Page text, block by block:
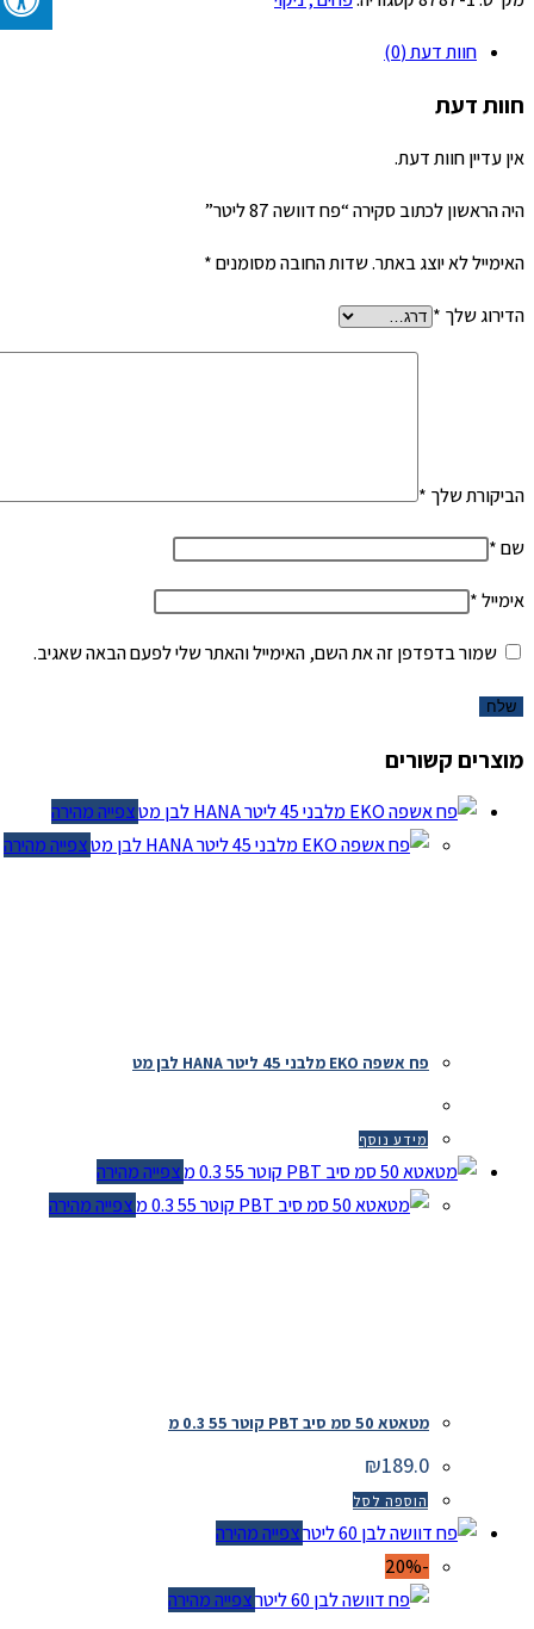
ליטר
חוות דעת (0)
חוות דעת
אין עדיין חוות דעת.
היה הראשון לכתוב סקירה “פח דוושה 87 ליטר”
האימייל לא יוצג באתר.שדות החובה מסומנים*
הדירוג שלך*
הביקורת שלך*
שם*
אימייל*
שמור בדפדפן זה את השם, האימייל והאתר שלי לפעם הבאה שאגיב.
מוצרים קשורים
צפייה מהירה
צפייה מהירה
פח אשפה EKO מלבני 45 ליטר HANA לבן מט
מידע נוסף
צפייה מהירה
צפייה מהירה
מטאטא 50 סמ סיב PBT קוטר 55 0.3 מ
₪189.0
הוספה לסל
צפייה מהירה
צפייה מהירה